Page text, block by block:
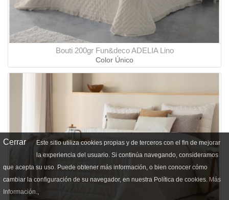
Cerrar
Este sitio utiliza cookies propias y de terceros con el fin de mejorar
la experiencia del usuario. Si continúa navegando, consideramos
que acepta su uso. Puede obtener más información, o bien conocer cómo
cambiar la configuración de su navegador, en nuestra Política de cookies. Más
Información.,
Bouti 200gr Fun&deco ADELIA Lino
Color Único